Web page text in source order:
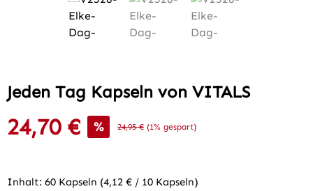
Jeden Tag Kapseln von VITALS
Verkaufspreis:
24,70 € % Regulärer Preis:
24,95 € (1% gespart)
Inhalt: 60 Kapseln (4,12 € / 10 Kapseln)